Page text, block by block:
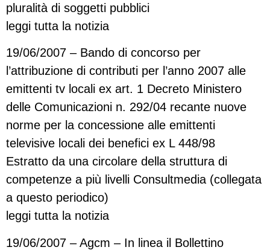
pluralità di soggetti pubblici
leggi tutta la notizia
19/06/2007 – Bando di concorso per
l’attribuzione di contributi per l’anno 2007 alle
emittenti tv locali ex art. 1 Decreto Ministero
delle Comunicazioni n. 292/04 recante nuove
norme per la concessione alle emittenti
televisive locali dei benefici ex L 448/98
Estratto da una circolare della struttura di
competenze a più livelli Consultmedia (collegata
a questo periodico)
leggi tutta la notizia
19/06/2007 – Agcm – In linea il Bollettino